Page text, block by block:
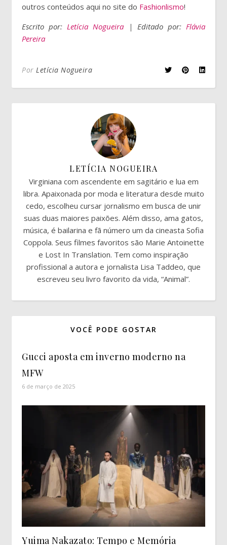
outros conteúdos aqui no site do Fashionlismo!
Escrito por: Letícia Nogueira | Editado por:Flávia
Pereira
Por Letícia Nogueira
LETÍCIA NOGUEIRA
Virginiana com ascendente em sagitário e lua em
libra. Apaixonada por moda e literatura desde muito
cedo, escolheu cursar jornalismo em busca de unir
suas duas maiores paixões. Além disso, ama gatos,
música, é bailarina e fã número um da cineasta Sofia
Coppola. Seus filmes favoritos são Marie Antoinette
e Lost In Translation. Tem como inspiração
profissional a autora e jornalista Lisa Taddeo, que
escreveu seu livro favorito da vida, “Animal”.
VOCÊ PODE GOSTAR
Gucci aposta em inverno moderno na
MFW
6 de março de 2025
Yuima Nakazato: Tempo e Memória